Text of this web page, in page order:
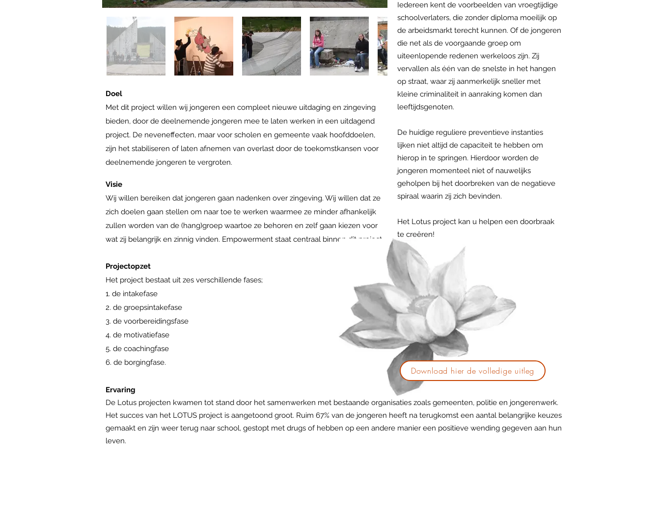
Iedereen kent de voorbeelden van vroegtijdige
schoolverlaters, die zonder diploma moeilijk op
de arbeidsmarkt terecht kunnen. Of de jongeren
die net als de voorgaande groep om
uiteenlopende redenen werkeloos zijn. Zij
vervallen als één van de snelste in het hangen
op straat, waar zij aanmerkelijk sneller met
kleine criminaliteit in aanraking komen dan
leeftijdsgenoten.
De huidige reguliere preventieve instanties
lijken niet altijd de capaciteit te hebben om
hierop in te springen. Hierdoor worden de
jongeren momenteel niet of nauwelijks
geholpen bij het doorbreken van de negatieve
spiraal waarin zij zich bevinden.
Het Lotus project kan u helpen een doorbraak
te creëren!
Doel
Met dit project willen wij jongeren een compleet nieuwe uitdaging en zingeving
bieden, door de deelnemende jongeren mee te laten werken in een uitdagend
project. De neveneffecten, maar voor scholen en gemeente vaak hoofddoelen,
zijn het stabiliseren of laten afnemen van overlast door de toekomstkansen voor
deelnemende jongeren te vergroten.
Visie
Wij willen bereiken dat jongeren gaan nadenken over zingeving. Wij willen dat ze
zich doelen gaan stellen om naar toe te werken waarmee ze minder afhankelijk
zullen worden van de (hang)groep waartoe ze behoren en zelf gaan kiezen voor
wat zij belangrijk en zinnig vinden. Empowerment staat centraal binnen dit project.
Projectopzet
Het project bestaat uit zes verschillende fases;
1. de intakefase
2. de groepsintakefase
3. de voorbereidingsfase
4. de motivatiefase
5. de coachingfase
6. de borgingfase.
Download hier de volledige uitleg
Ervaring
De Lotus projecten kwamen tot stand door het samenwerken met bestaande organisaties zoals gemeenten, politie en jongerenwerk.
Het succes van het LOTUS project is aangetoond groot. Ruim 67% van de jongeren heeft na terugkomst een aantal belangrijke keuzes
gemaakt en zijn weer terug naar school, gestopt met drugs of hebben op een andere manier een positieve wending gegeven aan hun
leven.